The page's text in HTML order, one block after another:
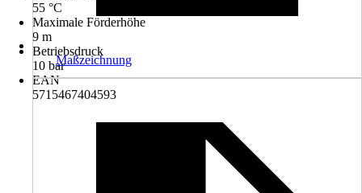
55 °C
Maximale Förderhöhe
9 m
Betriebsdruck
10 bar
EAN
5715467404593
Maßzeichnung